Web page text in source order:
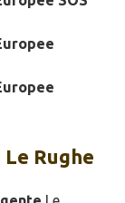
Rughe